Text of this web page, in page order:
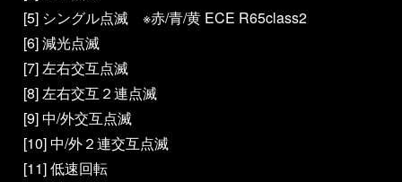
[5] シングル点滅 ※赤/青/黄 ECE R65class2
[6] 減光点滅
[7] 左右交互点滅
[8] 左右交互２連点滅
[9] 中/外交互点滅
[10] 中/外２連交互点滅
[11] 低速回転